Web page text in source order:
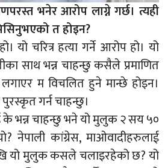
भनेर आरोप लाग्ने गर्छ। त्यही
त होइन?
यो चरित्र हत्या गर्ने आरोप हो। यो
साथ भन्न चाहन्छु कसैले प्रमाणित
म विचलित हुने मान्छे होइन।
गर्न चाहन्छु।
भन्न चाहन्छु भने यो मुलुक २ सय ५०
नेपाली कांग्रेस, माओवादीहरुलाई
यो मुलुक कसले चलाइरहेको छ? यो